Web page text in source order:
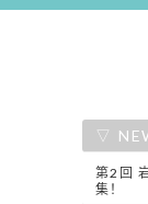
第2回
集！